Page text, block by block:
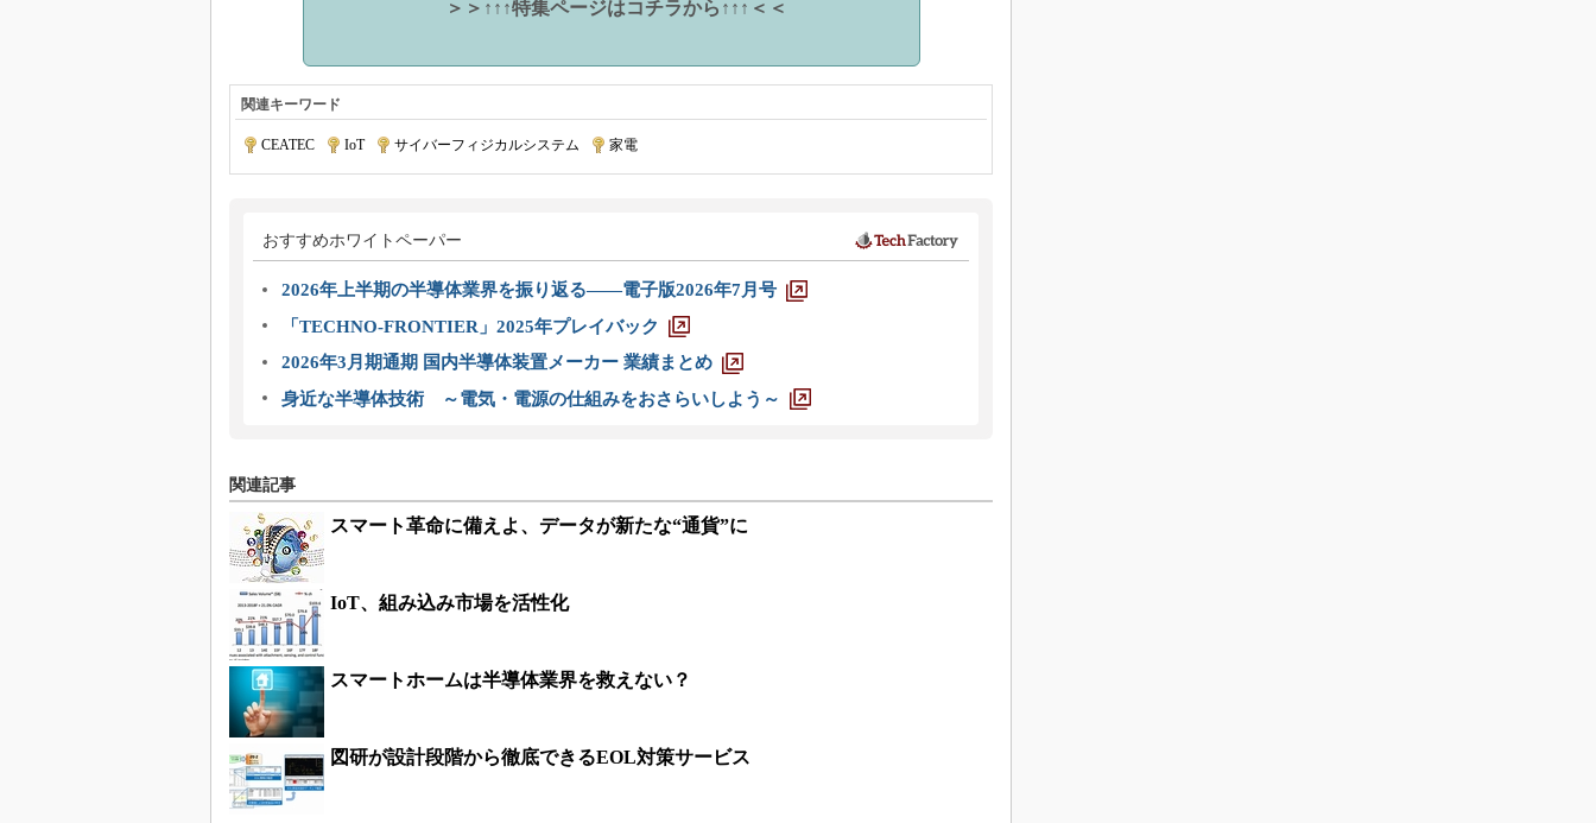
＞＞↑↑↑特集ページはコチラから↑↑↑＜＜
関連キーワード
CEATEC IoT| サイバーフィジカルシステム 家電
おすすめホワイトペーパー
2026年上半期の半導体業界を振り返る――電子版2026年7月号
「TECHNO-FRONTIER」2025年プレイバック
2026年3月期通期 国内半導体装置メーカー 業績まとめ
身近な半導体技術 ～電気・電源の仕組みをおさらいしよう～
関連記事
スマート革命に備えよ、データが新たな“通貨”に
IoT、組み込み市場を活性化
スマートホームは半導体業界を救えない？
図研が設計段階から徹底できるEOL対策サービス